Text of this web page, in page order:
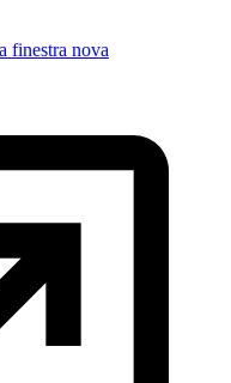
finestra nova